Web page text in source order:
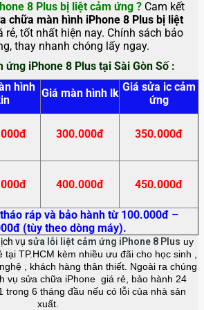
8 Plus bị liệt cảm ứng ? Cam kết
chữa màn hình iPhone 8 Plus bị liệt
rẻ, tốt nhất hiện nay. Chính sách bảo
thay nhanh chóng lấy ngay.
ứng iPhone 8 Plus tại Sài Gòn Số :
hình Giá màn hình lk Giá sửa ic cảm
ứng
300.000đ 350.000đ
400.000đ 450.000đ
ráp và bảo hành từ 100.000đ –
(tùy theo dòng máy).
vụ sửa lỗi liệt cảm ứng iPhone 8 Plus uy
TP.HCM kèm nhiều ưu đãi cho học sinh ,
, khách hàng thân thiết. Ngoài ra chúng
vụ sửa chữa iPhone giá rẻ, bảo hành 24
trong 6 tháng đầu nếu có lỗi của nhà sản
xuất.